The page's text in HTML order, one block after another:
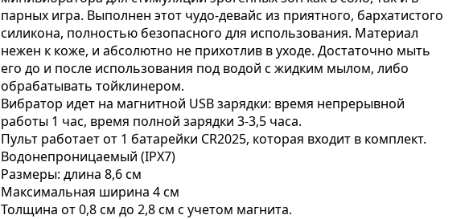
парных игра. Выполнен этот чудо-девайс из приятного, бархатистого
силикона, полностью безопасного для использования. Материал
нежен к коже, и абсолютно не прихотлив в уходе. Достаточно мыть
его до и после использования под водой с жидким мылом, либо
обрабатывать тойклинером.
Вибратор идет на магнитной USB зарядки: время непрерывной
работы 1 час, время полной зарядки 3-3,5 часа.
Пульт работает от 1 батарейки CR2025, которая входит в комплект.
Водонепроницаемый (IPX7)
Размеры: длина 8,6 см
Максимальная ширина 4 см
Толщина от 0,8 см до 2,8 см с учетом магнита.